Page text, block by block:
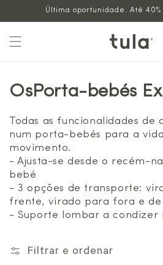
Última oportunidade. Até 40%
OsPorta-bebés
Todas as funcionalidades de
num porta-bebés para a
movimento.
- Ajusta-se desde o recém-
bebé
- 3 opções de transporte:
frente, virado para fora e de
- Suporte lombar a condizer
Filtrar e ordenar